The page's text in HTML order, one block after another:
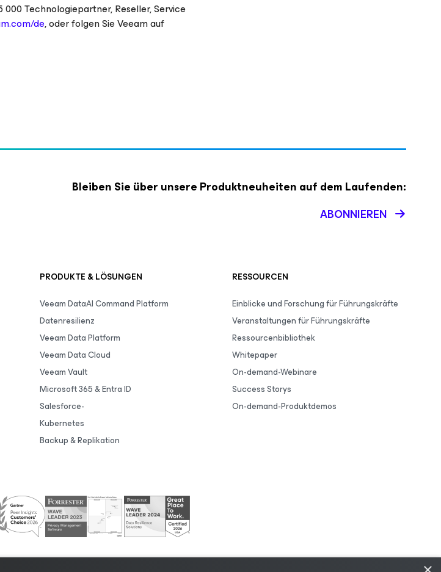
Technologiepartner, Reseller, Service
de, oder folgen Sie Veeam auf
Bleiben Sie über unsere Produktneuheiten auf dem Laufenden:
ABONNIEREN
PRODUKTE & LÖSUNGEN
Veeam DataAI Command Platform
Datenresilienz
Veeam Data Platform
Veeam Data Cloud
Veeam Vault
Microsoft 365 & Entra ID
Salesforce-
Kubernetes
Backup & Replikation
RESSOURCEN
Einblicke und Forschung für Führungskräfte
Veranstaltungen für Führungskräfte
Ressourcenbibliothek
Whitepaper
On-demand-Webinare
Success Storys
On-demand-Produktdemos